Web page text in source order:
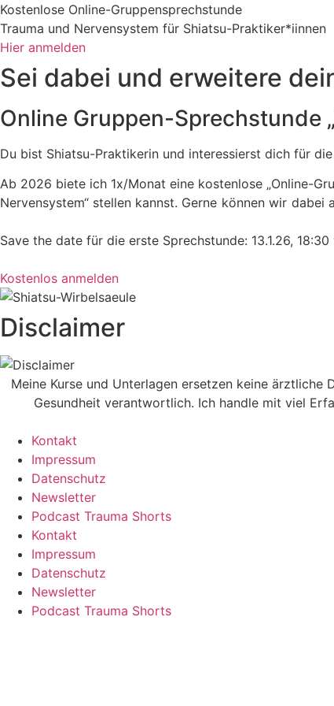
Kostenlose Online-Gruppensprechstunde
Trauma und Nervensystem für Shiatsu-Praktiker*iinnen
Hier anmelden
Sei dabei und erweitere
Online Gruppen-Sprechstunde
Du bist Shiatsu-Praktikerin und interessierst dich für
Ab 2026 biete ich 1x/Monat eine kostenlose „Online-
Nervensystem“ stellen kannst. Gerne können wir dabei
Save the date für die erste Sprechstunde: 13.1.26,
Kostenlos anmelden
Disclaimer
Meine Kurse und Unterlagen ersetzen keine
Gesundheit verantwortlich. Ich handle mit viel
Kontakt
Impressum
Datenschutz
Newsletter
Podcast Trauma Shorts
Kontakt
Impressum
Datenschutz
Newsletter
Podcast Trauma Shorts